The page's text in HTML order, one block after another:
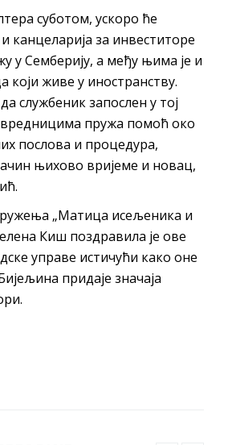
суботом, ускоро ће
канцеларија за инвеститоре
у Семберију, а међу њима је и
који живе у иностранству.
службеник запослен у тој
пружа помоћ око
послова и процедура,
њихово вријеме и новац,
„Матица исељеника и
Киш поздравила је ове
управе истичући како оне
придаје значаја